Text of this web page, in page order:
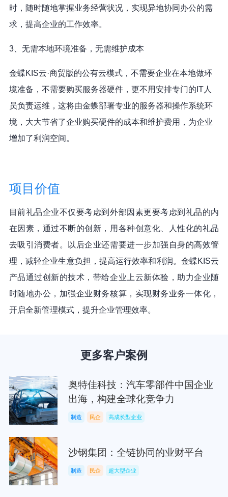
时，随时随地掌握业务经营状况，实现异地协同办公的需
求，提高企业的工作效率。
3、无需本地环境准备，无需维护成本
金蝶KIS云·商贸版的公有云模式，不需要企业在本地做环
境准备，不需要购买服务器硬件，更不用安排专门的IT人
员负责运维，这将由金蝶部署专业的服务器和操作系统环
境，大大节省了企业购买硬件的成本和维护费用，为企业
增加了利润空间。
项目价值
目前礼品企业不仅要考虑到外部因素更要考虑到礼品的内
在因素，通过不断的创新，用各种创意化、人性化的礼品
去吸引消费者。以后企业还需要进一步加强自身的高效管
理，减轻企业生意负担，提高运行效率和利润。金蝶KIS云
产品通过创新的技术，带给企业上云新体验，助力企业随
时随地办公，加强企业财务核算，实现财务业务一体化，
开启全新管理模式，提升企业管理效率。
更多客户案例
奥特佳科技：汽车零部件中国企业
出海，构建全球化竞争力
制造 民企 高成长型企业
沙钢集团：全链协同的业财平台
制造 民企 超大型企业